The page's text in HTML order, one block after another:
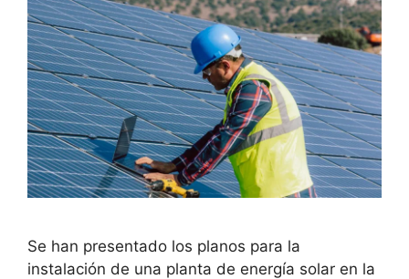
Se han presentado los planos para la
instalación de una planta de energía solar en la